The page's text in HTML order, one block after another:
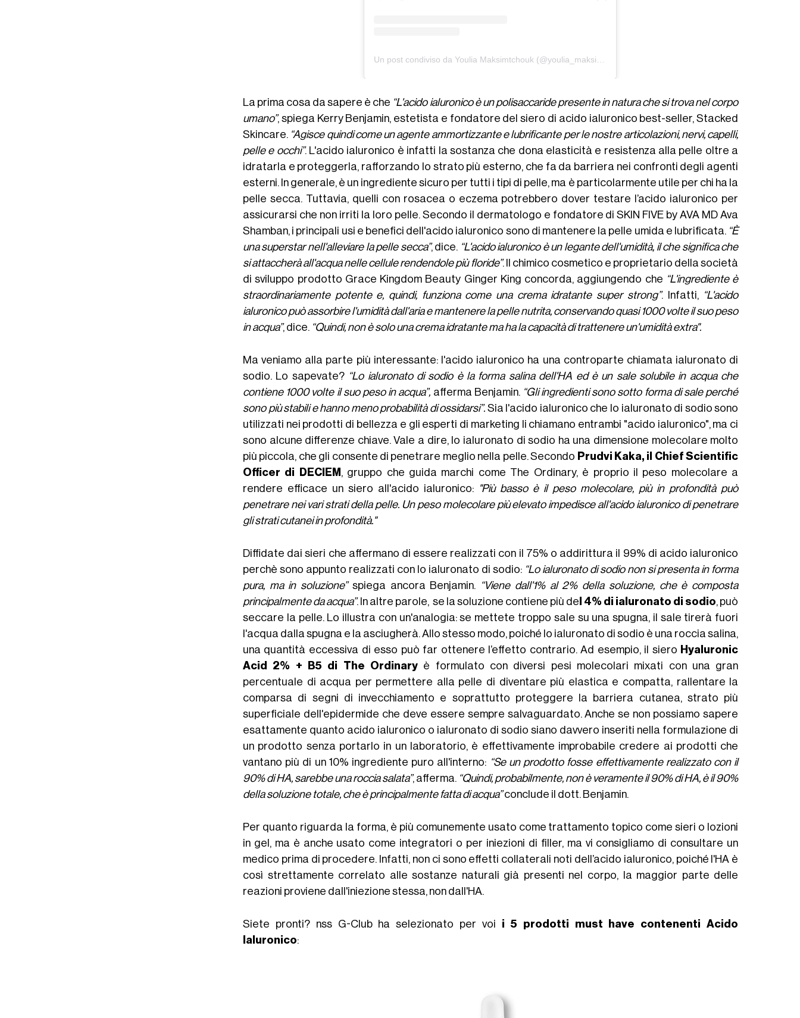
La prima cosa da sapere è che “L'acido ialuronico è un polisaccaride presente in natura che si trova nel corpo
umano”, spiega Kerry Benjamin, estetista e fondatore del siero di acido ialuronico best-seller, Stacked
Skincare. “Agisce quindi come un agente ammortizzante e lubrificante per le nostre articolazioni, nervi, capelli,
pelle e occhi”. L'acido ialuronico è infatti la sostanza che dona elasticità e resistenza alla pelle oltre a
idratarla e proteggerla, rafforzando lo strato più esterno, che fa da barriera nei confronti degli agenti
esterni. In generale, è un ingrediente sicuro per tutti i tipi di pelle, ma è particolarmente utile per chi ha la
pelle secca. Tuttavia, quelli con rosacea o eczema potrebbero dover testare l’acido ialuronico per
assicurarsi che non irriti la loro pelle. Secondo il dermatologo e fondatore di SKIN FIVE by AVA MD Ava
Shamban, i principali usi e benefici dell'acido ialuronico sono di mantenere la pelle umida e lubrificata. “È
una superstar nell'alleviare la pelle secca”, dice. “L'acido ialuronico è un legante dell'umidità, il che significa che
si attaccherà all'acqua nelle cellule rendendole più floride”. Il chimico cosmetico e proprietario della società
di sviluppo prodotto Grace Kingdom Beauty Ginger King concorda, aggiungendo che “L'ingrediente è
straordinariamente potente e, quindi, funziona come una crema idratante super strong”. Infatti, “L'acido
ialuronico può assorbire l'umidità dall'aria e mantenere la pelle nutrita, conservando quasi 1000 volte il suo peso
in acqua”, dice. “Quindi, non è solo una crema idratante ma ha la capacità di trattenere un'umidità extra".
Ma veniamo alla parte più interessante: l'acido ialuronico ha una controparte chiamata ialuronato di
sodio. Lo sapevate? “Lo ialuronato di sodio è la forma salina dell'HA ed è un sale solubile in acqua che
contiene 1000 volte il suo peso in acqua”, afferma Benjamin. “Gli ingredienti sono sotto forma di sale perché
sono più stabili e hanno meno probabilità di ossidarsi”. Sia l'acido ialuronico che lo ialuronato di sodio sono
utilizzati nei prodotti di bellezza e gli esperti di marketing li chiamano entrambi "acido ialuronico", ma ci
sono alcune differenze chiave. Vale a dire, lo ialuronato di sodio ha una dimensione molecolare molto
più piccola, che gli consente di penetrare meglio nella pelle. Secondo Prudvi Kaka, il Chief Scientific
Officer di DECIEM , gruppo che guida marchi come The Ordinary, è proprio il peso molecolare a
rendere efficace un siero all'acido ialuronico:
"Più basso è il peso molecolare, più in profondità può
penetrare nei vari strati della pelle. Un peso molecolare più elevato impedisce all'acido ialuronico di penetrare
gli strati cutanei in profondità."
Diffidate dai sieri che affermano di essere realizzati con il 75% o addirittura il 99% di acido ialuronico
perchè sono appunto realizzati con lo ialuronato di sodio: “Lo ialuronato di sodio non si presenta in forma
pura, ma in soluzione”spiega ancora Benjamin.
“Viene dall'1% al 2% della soluzione, che è composta
principalmente da acqua”. In altre parole, se la soluzione contiene più de l 4% di ialuronato di sodio, può
seccare la pelle. Lo illustra con un'analogia: se mettete troppo sale su una spugna, il sale tirerà fuori
l'acqua dalla spugna e la asciugherà. Allo stesso modo, poiché lo ialuronato di sodio è una roccia salina,
una quantità eccessiva di esso può far ottenere l’effetto contrario. Ad esempio, il siero Hyaluronic
Acid 2% + B5 di The Ordinaryè formulato con diversi pesi molecolari mixati con una gran
percentuale di acqua per permettere alla pelle di diventare più elastica e compatta, rallentare la
comparsa di segni di invecchiamento e soprattutto proteggere la barriera cutanea, strato più
superficiale dell'epidermide che deve essere sempre salvaguardato. Anche se non possiamo sapere
esattamente quanto acido ialuronico o ialuronato di sodio siano davvero inseriti nella formulazione di
un prodotto senza portarlo in un laboratorio, è effettivamente improbabile credere ai prodotti che
vantano più di un 10% ingrediente puro all'interno: “Se un prodotto fosse effettivamente realizzato con il
90% di HA, sarebbe una roccia salata”, afferma. “Quindi, probabilmente, non è veramente il 90% di HA, è il 90%
della soluzione totale, che è principalmente fatta di acqua”conclude il dott. Benjamin.
Per quanto riguarda la forma, è più comunemente usato come trattamento topico come sieri o lozioni
in gel, ma è anche usato come integratori o per iniezioni di filler, ma vi consigliamo di consultare un
medico prima di procedere. Infatti, non ci sono effetti collaterali noti dell’acido ialuronico, poiché l'HA è
così strettamente correlato alle sostanze naturali già presenti nel corpo, la maggior parte delle
reazioni proviene dall'iniezione stessa, non dall'HA.
Siete pronti? nss G-Club ha selezionato per voi i 5 prodotti must have contenenti Acido
Ialuronico: